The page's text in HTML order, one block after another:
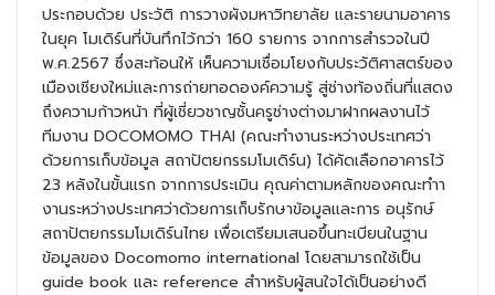
ประกอบด้วย ประวัติ การวางผังมหาวิทยาลัย และรายนามอาคาร
ในยุค โมเดิร์นที่บันทึกไว้กว่า 160 รายการ จากการสำรวจในปี
พ.ศ.2567 ซึ่งสะท้อนให้ เห็นความเชื่อมโยงกับประวัติศาสตร์ของ
เมืองเชียงใหม่และการถ่ายทอดองค์ความรู้ สู่ช่างท้องถิ่นที่แสดง
ถึงความก้าวหน้า ที่ผู้เชี่ยวชาญชั้นครูช่างต่างมาฝากผลงานไว้
ทีมงาน DOCOMOMO THAI (คณะทำงานระหว่างประเทศว่า
ด้วยการเก็บข้อมูล สถาปัตยกรรมโมเดิร์น) ได้คัดเลือกอาคารไว้
23 หลังในขั้นแรก จากการประเมิน คุณค่าตามหลักของคณะทำา
งานระหว่างประเทศว่าด้วยการเก็บรักษาข้อมูลและการ อนุรักษ์
สถาปัตยกรรมโมเดิร์นไทย เพื่อเตรียมเสนอขึ้นทะเบียนในฐาน
ข้อมูลของ Docomomo international โดยสามารถใช้เป็น
guide book และ reference สำาหรับผู้สนใจได้เป็นอย่างดี